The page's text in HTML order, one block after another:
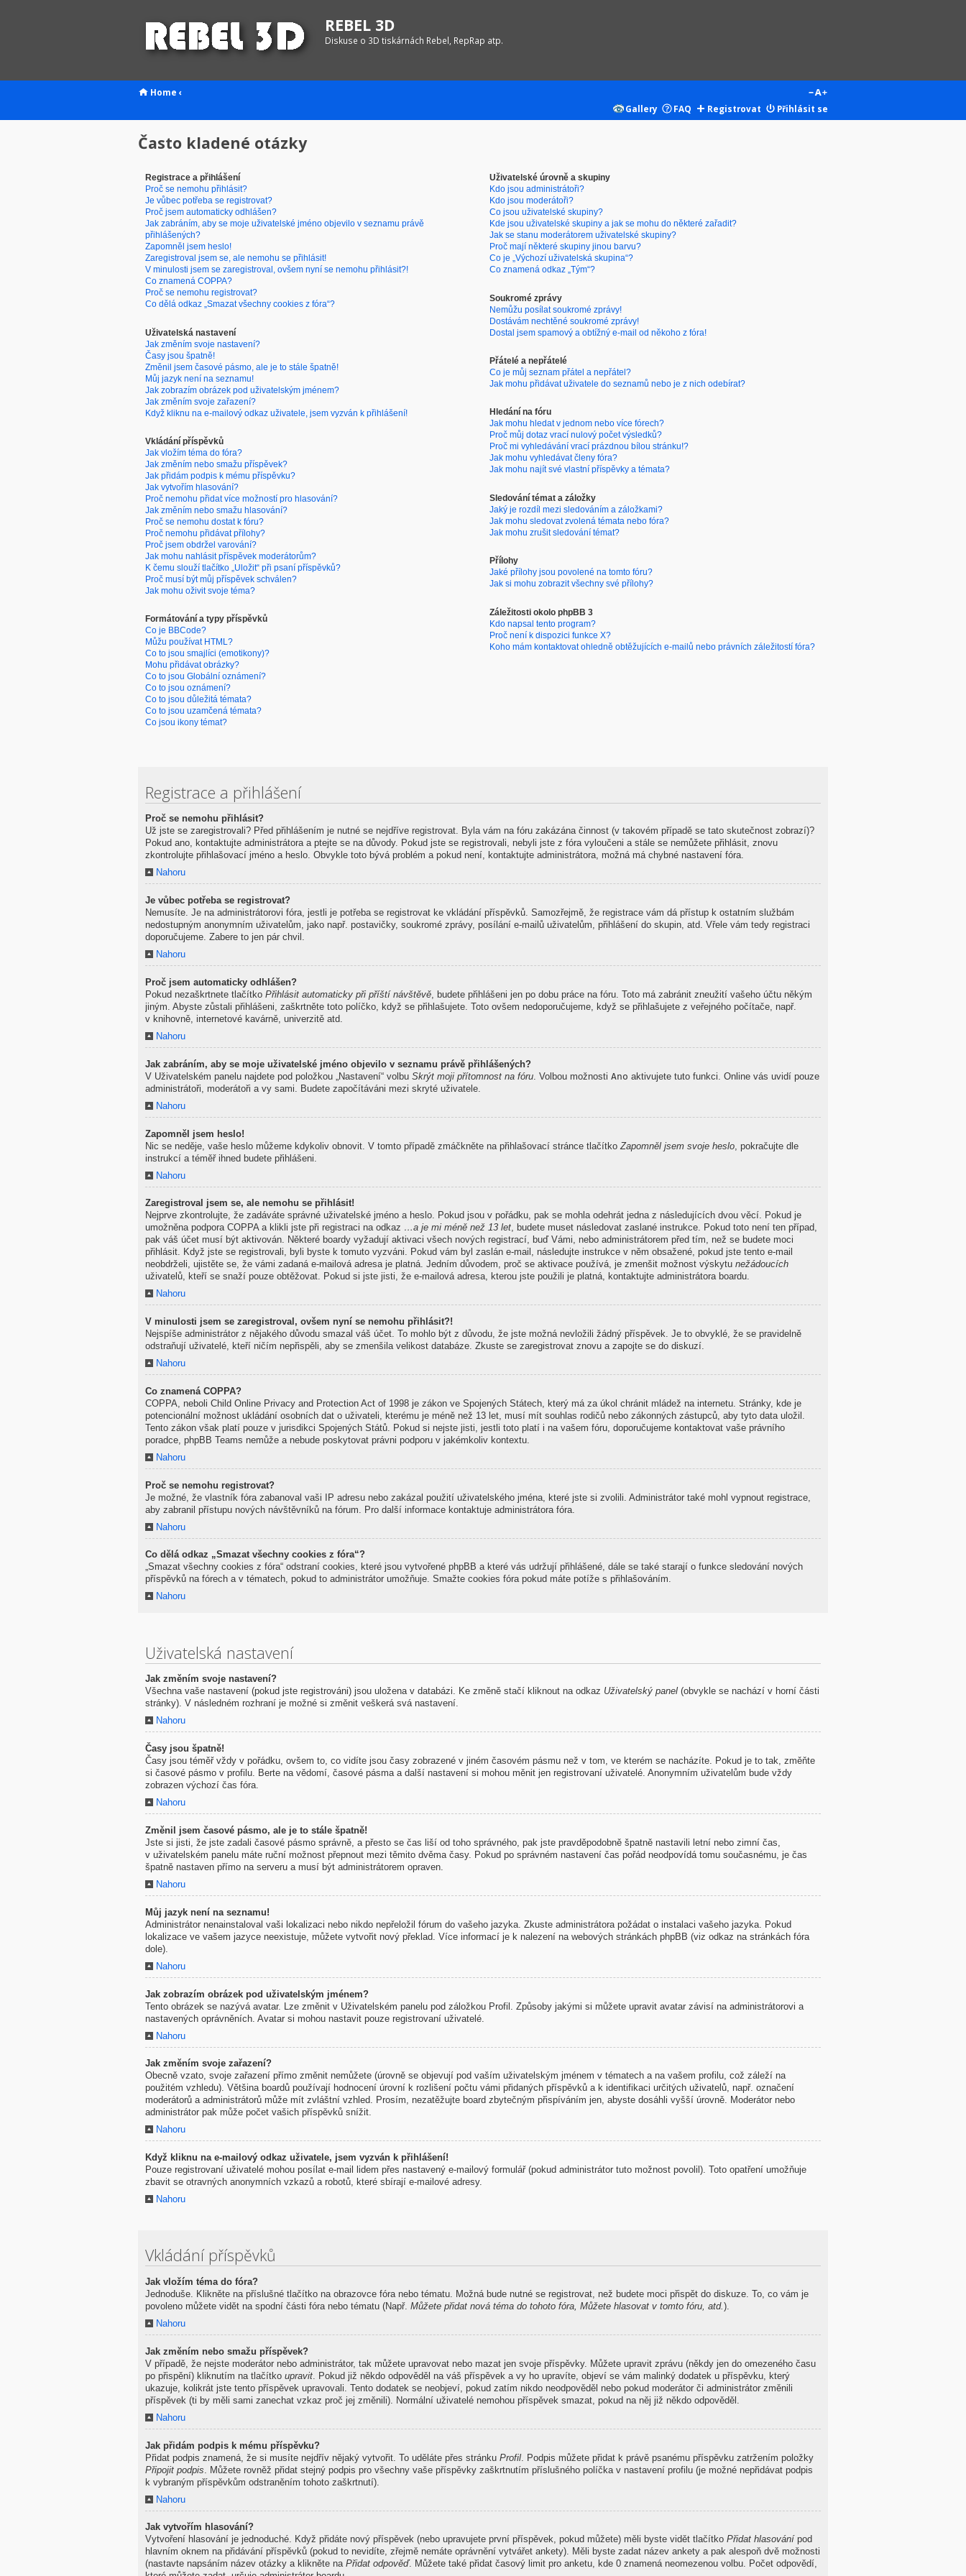
REBEL 3D
Diskuse o 3D tiskárnách Rebel, RepRap atp.
Home ‹
Gallery
FAQ Registrovat Přihlásit se
Často kladené otázky
Registrace a přihlášení
Proč se nemohu přihlásit?
Je vůbec potřeba se registrovat?
Proč jsem automaticky odhlášen?
Jak zabráním, aby se moje uživatelské jméno objevilo v seznamu právě
přihlášených?
Zapomněl jsem heslo!
Zaregistroval jsem se, ale nemohu se přihlásit!
V minulosti jsem se zaregistroval, ovšem nyní se nemohu přihlásit?!
Co znamená COPPA?
Proč se nemohu registrovat?
Co dělá odkaz „Smazat všechny cookies z fóra“?
Uživatelská nastavení
Jak změním svoje nastavení?
Časy jsou špatně!
Změnil jsem časové pásmo, ale je to stále špatně!
Můj jazyk není na seznamu!
Jak zobrazím obrázek pod uživatelským jménem?
Jak změním svoje zařazení?
Když kliknu na e-mailový odkaz uživatele, jsem vyzván k přihlášení!
Vkládání příspěvků
Jak vložím téma do fóra?
Jak změním nebo smažu příspěvek?
Jak přidám podpis k mému příspěvku?
Jak vytvořím hlasování?
Proč nemohu přidat více možností pro hlasování?
Jak změním nebo smažu hlasování?
Proč se nemohu dostat k fóru?
Proč nemohu přidávat přílohy?
Proč jsem obdržel varování?
Jak mohu nahlásit příspěvek moderátorům?
K čemu slouží tlačítko „Uložit“ při psaní příspěvků?
Proč musí být můj příspěvek schválen?
Jak mohu oživit svoje téma?
Formátování a typy příspěvků
Co je BBCode?
Můžu používat HTML?
Co to jsou smajlíci (emotikony)?
Mohu přidávat obrázky?
Co to jsou Globální oznámení?
Co to jsou oznámení?
Co to jsou důležitá témata?
Co to jsou uzamčená témata?
Co jsou ikony témat?
Uživatelské úrovně a skupiny
Kdo jsou administrátoři?
Kdo jsou moderátoři?
Co jsou uživatelské skupiny?
Kde jsou uživatelské skupiny a jak se mohu do některé zařadit?
Jak se stanu moderátorem uživatelské skupiny?
Proč mají některé skupiny jinou barvu?
Co je „Výchozí uživatelská skupina“?
Co znamená odkaz „Tým“?
Soukromé zprávy
Nemůžu posílat soukromé zprávy!
Dostávám nechtěné soukromé zprávy!
Dostal jsem spamový a obtížný e-mail od někoho z fóra!
Přátelé a nepřátelé
Co je můj seznam přátel a nepřátel?
Jak mohu přidávat uživatele do seznamů nebo je z nich odebírat?
Hledání na fóru
Jak mohu hledat v jednom nebo více fórech?
Proč můj dotaz vrací nulový počet výsledků?
Proč mi vyhledávání vrací prázdnou bílou stránku!?
Jak mohu vyhledávat členy fóra?
Jak mohu najít své vlastní příspěvky a témata?
Sledování témat a záložky
Jaký je rozdíl mezi sledováním a záložkami?
Jak mohu sledovat zvolená témata nebo fóra?
Jak mohu zrušit sledování témat?
Přílohy
Jaké přílohy jsou povolené na tomto fóru?
Jak si mohu zobrazit všechny své přílohy?
Záležitosti okolo phpBB 3
Kdo napsal tento program?
Proč není k dispozici funkce X?
Koho mám kontaktovat ohledně obtěžujících e-mailů nebo právních záležitostí fóra?
Registrace a přihlášení
Proč se nemohu přihlásit?
Už jste se zaregistrovali? Před přihlášením je nutné se nejdříve registrovat. Byla vám na fóru zakázána činnost (v takovém případě se tato skutečnost zobrazí)?
Pokud ano, kontaktujte administrátora a ptejte se na důvody. Pokud jste se registrovali, nebyli jste z fóra vyloučeni a stále se nemůžete přihlásit, znovu
zkontrolujte přihlašovací jméno a heslo. Obvykle toto bývá problém a pokud není, kontaktujte administrátora, možná má chybné nastavení fóra.
Nahoru
Je vůbec potřeba se registrovat?
Nemusíte. Je na administrátorovi fóra, jestli je potřeba se registrovat ke vkládání příspěvků. Samozřejmě, že registrace vám dá přístup k ostatním službám
nedostupným anonymním uživatelům, jako např. postavičky, soukromé zprávy, posílání e-mailů uživatelům, přihlášení do skupin, atd. Vřele vám tedy registraci
doporučujeme. Zabere to jen pár chvil.
Nahoru
Proč jsem automaticky odhlášen?
Pokud nezaškrtnete tlačítko Přihlásit automaticky při příští návštěvě , budete přihlášeni jen po dobu práce na fóru. Toto má zabránit zneužití vašeho účtu někým
jiným. Abyste zůstali přihlášeni, zaškrtněte toto políčko, když se přihlašujete. Toto ovšem nedoporučujeme, když se přihlašujete z veřejného počítače, např.
v knihovně, internetové kavárně, univerzitě atd.
Nahoru
Jak zabráním, aby se moje uživatelské jméno objevilo v seznamu právě přihlášených?
V Uživatelském panelu najdete pod položkou „Nastavení“ volbu Skrýt moji přítomnost na fóru . Volbou možnosti Ano aktivujete tuto funkci. Online vás uvidí pouze
administrátoři, moderátoři a vy sami. Budete započítáváni mezi skryté uživatele.
Nahoru
Zapomněl jsem heslo!
Nic se neděje, vaše heslo můžeme kdykoliv obnovit. V tomto případě zmáčkněte na přihlašovací stránce tlačítko Zapomněl jsem svoje heslo , pokračujte dle
instrukcí a téměř ihned budete přihlášeni.
Nahoru
Zaregistroval jsem se, ale nemohu se přihlásit!
Nejprve zkontrolujte, že zadáváte správné uživatelské jméno a heslo. Pokud jsou v pořádku, pak se mohla odehrát jedna z následujících dvou věcí. Pokud je
umožněna podpora COPPA a klikli jste při registraci na odkaz …a je mi méně než 13 let, budete muset následovat zaslané instrukce. Pokud toto není ten případ,
pak váš účet musí být aktivován. Některé boardy vyžadují aktivaci všech nových registrací, buď Vámi, nebo administrátorem před tím, než se budete moci
přihlásit. Když jste se registrovali, byli byste k tomuto vyzváni. Pokud vám byl zaslán e-mail, následujte instrukce v něm obsažené, pokud jste tento e-mail
neobdrželi, ujistěte se, že vámi zadaná e-mailová adresa je platná. Jedním důvodem, proč se aktivace používá, je zmenšit možnost výskytu nežádoucích
uživatelů, kteří se snaží pouze obtěžovat. Pokud si jste jisti, že e-mailová adresa, kterou jste použili je platná, kontaktujte administrátora boardu.
Nahoru
V minulosti jsem se zaregistroval, ovšem nyní se nemohu přihlásit?!
Nejspíše administrátor z nějakého důvodu smazal váš účet. To mohlo být z důvodu, že jste možná nevložili žádný příspěvek. Je to obvyklé, že se pravidelně
odstraňují uživatelé, kteří ničím nepřispěli, aby se zmenšila velikost databáze. Zkuste se zaregistrovat znovu a zapojte se do diskuzí.
Nahoru
Co znamená COPPA?
COPPA, neboli Child Online Privacy and Protection Act of 1998 je zákon ve Spojených Státech, který má za úkol chránit mládež na internetu. Stránky, kde je
potencionální možnost ukládání osobních dat o uživateli, kterému je méně než 13 let, musí mít souhlas rodičů nebo zákonných zástupců, aby tyto data uložil.
Tento zákon však platí pouze v jurisdikci Spojených Států. Pokud si nejste jisti, jestli toto platí i na vašem fóru, doporučujeme kontaktovat vaše právního
poradce, phpBB Teams nemůže a nebude poskytovat právni podporu v jakémkoliv kontextu.
Nahoru
Proč se nemohu registrovat?
Je možné, že vlastník fóra zabanoval vaši IP adresu nebo zakázal použití uživatelského jména, které jste si zvolili. Administrátor také mohl vypnout registrace,
aby zabranil přístupu nových návštěvníků na fórum. Pro další informace kontaktuje administrátora fóra.
Nahoru
Co dělá odkaz „Smazat všechny cookies z fóra“?
„Smazat všechny cookies z fóra“ odstraní cookies, které jsou vytvořené phpBB a které vás udržují přihlášené, dále se také starají o funkce sledování nových
příspěvků na fórech a v tématech, pokud to administrátor umožňuje. Smažte cookies fóra pokud máte potíže s přihlašováním.
Nahoru
Uživatelská nastavení
Jak změním svoje nastavení?
Všechna vaše nastavení (pokud jste registrováni) jsou uložena v databázi. Ke změně stačí kliknout na odkaz Uživatelský panel (obvykle se nachází v horní části
stránky). V následném rozhraní je možné si změnit veškerá svá nastavení.
Nahoru
Časy jsou špatně!
Časy jsou téměř vždy v pořádku, ovšem to, co vidíte jsou časy zobrazené v jiném časovém pásmu než v tom, ve kterém se nacházíte. Pokud je to tak, změňte
si časové pásmo v profilu. Berte na vědomí, časové pásma a další nastavení si mohou měnit jen registrovaní uživatelé. Anonymním uživatelům bude vždy
zobrazen výchozí čas fóra.
Nahoru
Změnil jsem časové pásmo, ale je to stále špatně!
Jste si jisti, že jste zadali časové pásmo správně, a přesto se čas liší od toho správného, pak jste pravděpodobně špatně nastavili letní nebo zimní čas,
v uživatelském panelu máte ruční možnost přepnout mezi těmito dvěma časy. Pokud po správném nastavení čas pořád neodpovídá tomu současnému, je čas
špatně nastaven přímo na serveru a musí být administrátorem opraven.
Nahoru
Můj jazyk není na seznamu!
Administrátor nenainstaloval vaši lokalizaci nebo nikdo nepřeložil fórum do vašeho jazyka. Zkuste administrátora požádat o instalaci vašeho jazyka. Pokud
lokalizace ve vašem jazyce neexistuje, můžete vytvořit nový překlad. Více informací je k nalezení na webových stránkách phpBB (viz odkaz na stránkách fóra
dole).
Nahoru
Jak zobrazím obrázek pod uživatelským jménem?
Tento obrázek se nazývá avatar. Lze změnit v Uživatelském panelu pod záložkou Profil. Způsoby jakými si můžete upravit avatar závisí na administrátorovi a
nastavených oprávněních. Avatar si mohou nastavit pouze registrovaní uživatelé.
Nahoru
Jak změním svoje zařazení?
Obecně vzato, svoje zařazení přímo změnit nemůžete (úrovně se objevují pod vaším uživatelským jménem v tématech a na vašem profilu, což záleží na
použitém vzhledu). Většina boardů používají hodnocení úrovní k rozlišení počtu vámi přidaných příspěvků a k identifikaci určitých uživatelů, např. označení
moderátorů a administrátorů může mít zvláštní vzhled. Prosím, nezatěžujte board zbytečným přispíváním jen, abyste dosáhli vyšší úrovně. Moderátor nebo
administrátor pak může počet vašich příspěvků snížit.
Nahoru
Když kliknu na e-mailový odkaz uživatele, jsem vyzván k přihlášení!
Pouze registrovaní uživatelé mohou posílat e-mail lidem přes nastavený e-mailový formulář (pokud administrátor tuto možnost povolil). Toto opatření umožňuje
zbavit se otravných anonymních vzkazů a robotů, které sbírají e-mailové adresy.
Nahoru
Vkládání příspěvků
Jak vložím téma do fóra?
Jednoduše. Klikněte na příslušné tlačítko na obrazovce fóra nebo tématu. Možná bude nutné se registrovat, než budete moci přispět do diskuze. To, co vám je
povoleno můžete vidět na spodní části fóra nebo tématu (Např. Můžete přidat nová téma do tohoto fóra, Můžete hlasovat v tomto fóru, atd. ).
Nahoru
Jak změním nebo smažu příspěvek?
V případě, že nejste moderátor nebo administrátor, tak můžete upravovat nebo mazat jen svoje příspěvky. Můžete upravit zprávu (někdy jen do omezeného času
po přispění) kliknutím na tlačítko upravit . Pokud již někdo odpověděl na váš příspěvek a vy ho upravíte, objeví se vám malinký dodatek u příspěvku, který
ukazuje, kolikrát jste tento příspěvek upravovali. Tento dodatek se neobjeví, pokud zatím nikdo neodpověděl nebo pokud moderátor či administrátor změnili
příspěvek (ti by měli sami zanechat vzkaz proč jej změnili). Normální uživatelé nemohou příspěvek smazat, pokud na něj již někdo odpověděl.
Nahoru
Jak přidám podpis k mému příspěvku?
Přidat podpis znamená, že si musíte nejdřív nějaký vytvořit. To uděláte přes stránku Profil . Podpis můžete přidat k právě psanému příspěvku zatržením položky
Připojit podpis . Můžete rovněž přidat stejný podpis pro všechny vaše příspěvky zaškrtnutím příslušného políčka v nastavení profilu (je možné nepřidávat podpis
k vybraným příspěvkům odstraněním tohoto zaškrtnutí).
Nahoru
Jak vytvořím hlasování?
Vytvoření hlasování je jednoduché. Když přidáte nový příspěvek (nebo upravujete první příspěvek, pokud můžete) měli byste vidět tlačítko Přidat hlasovánípod
hlavním oknem na přidávání příspěvků (pokud to nevidíte, zřejmě nemáte oprávnění vytvářet ankety). Měli byste zadat název ankety a pak alespoň dvě možnosti
(nastavte napsáním název otázky a klikněte na Přidat odpověď. Můžete také přidat časový limit pro anketu, kde 0 znamená neomezenou volbu. Počet odpovědí,